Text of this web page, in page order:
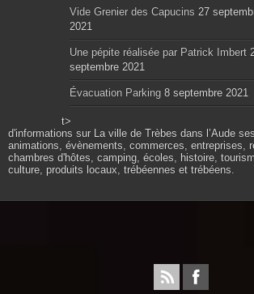
Vide Grenier des Capucins 27
2021
Une pépite réalisée par Patrick Imbert
septembre 2021
Évacuation Parking 8 septembre 2021
t>
d'informations sur La ville de Trèbes dans l’Aude
animations, évènements, commerces, entreprises,
chambres d'hôtes, camping, écoles, histoire,
culture, produits locaux, trébéennes et trébéens.